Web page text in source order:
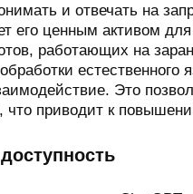
и отвечать на
его ценным активом
работающих на
естественного
Это
что приводит к